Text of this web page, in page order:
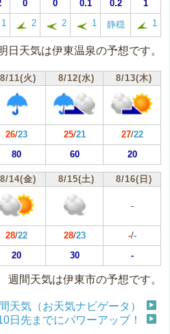
0 0 0.1 0.2 1
1 2 2 1 静穏 1
日天気は伊東温泉の予想です。
8/11(火) 8/12(水) 8/13(木)
26/23 25/21 27/22
80 60 20
8/14(金) 8/15(土) 8/16(日)
-
28/22 28/23 -/-
20 30 -
週間天気は伊東市の予想です。
天気（お天気ナビゲータ）
日先までにパワーアップ！